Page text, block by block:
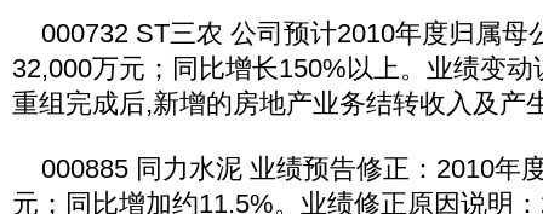
000732 ST三农 公司预计2010年度归属母
32,000万元；同比增长150%以上。业绩变
重组完成后,新增的房地产业务结转收入及产
000885 同力水泥 业绩预告修正：2010年
元；同比增加约11.5%。业绩修正原因说明